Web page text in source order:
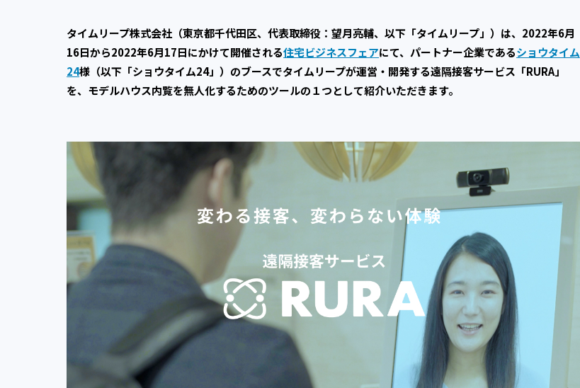
タイムリープ株式会社（東京都千代田区、代表取締役：望月亮輔、以下「タイムリープ」）は、2022年6月
16日から2022年6月17日にかけて開催される住宅ビジネスフェアにて、パートナー企業であるショウタイム
24様（以下「ショウタイム24」）のブースでタイムリープが運営・開発する遠隔接客サービス「RURA」
を、モデルハウス内覧を無人化するためのツールの１つとして紹介いただきます。